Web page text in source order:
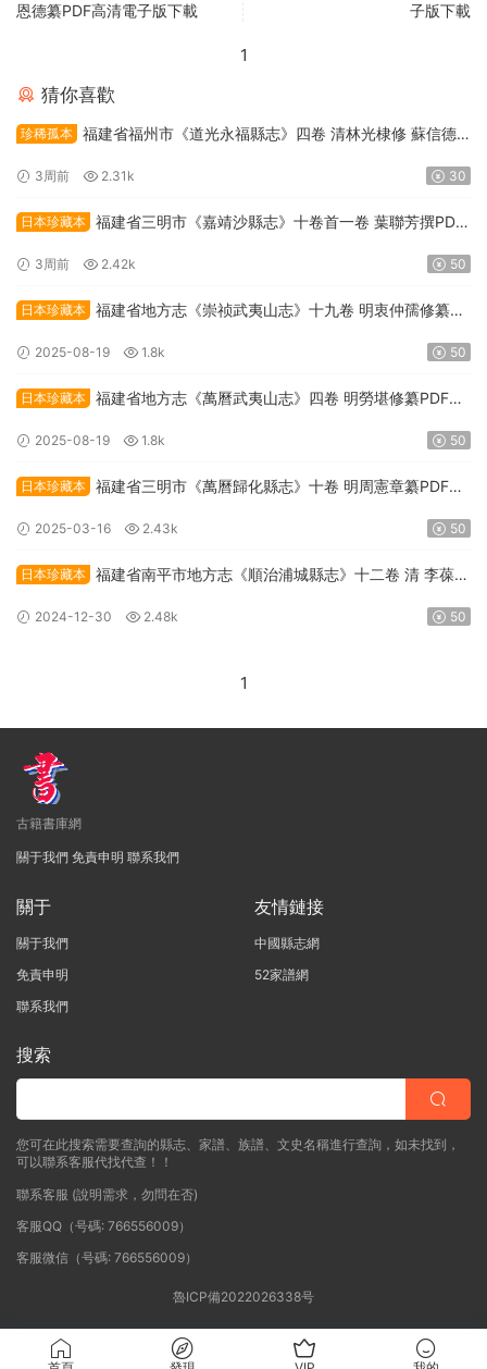
恩德纂PDF高清電子版下載
子版下載
1
猜你喜歡
珍稀孤本 福建省福州市《道光永福縣志》四卷 清林光棣修 蘇信德
3周前 2.31k 30
日本珍藏本 福建省三明市《嘉靖沙縣志》十卷首一卷 葉聯芳撰PDF
3周前 2.42k 50
日本珍藏本 福建省地方志《崇祯武夷山志》十九卷 明衷仲孺修纂
2025-08-19 1.8k 50
日本珍藏本 福建省地方志《萬曆武夷山志》四卷 明勞堪修纂PDF高
2025-08-19 1.8k 50
日本珍藏本 福建省三明市《萬曆歸化縣志》十卷 明周憲章纂PDF高
2025-03-16 2.43k 50
日本珍藏本 福建省南平市地方志《順治浦城縣志》十二卷 清 李葆貞
2024-12-30 2.48k 50
1
古籍書庫網
關于我們 免責申明 聯系我們
關于
關于我們
免責申明
聯系我們
友情鏈接
中國縣志網
52家譜網
搜索
您可在此搜索需要查詢的縣志、家譜、族譜、文史名稱進行查詢，如未找到，
可以聯系客服代找代查！！
聯系客服 (說明需求，勿問在否)
客服QQ（号碼: 766556009）
客服微信（号碼: 766556009）
魯ICP備2022026338号